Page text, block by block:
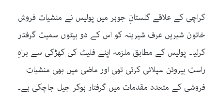
کراچی کے علاقے گلستانِ جوہر میں پولیس نے منشیات فروش
خاتون شیریں عرف شیرینہ کو اس کے دو بیٹوں سمیت گرفتار
کرلیا۔ پولیس کے مطابق ملزمہ اپنے فلیٹ کی کھڑکی سے براہِ
راست ہیروئن سپلائی کرتی تھی اور ماضی میں بھی منشیات
فروشی کے متعدد مقدمات میں گرفتار ہوکر جیل جاچکی ہے۔